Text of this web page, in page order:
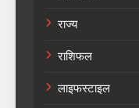
राज्य
राशिफल
लाइफस्टाइल